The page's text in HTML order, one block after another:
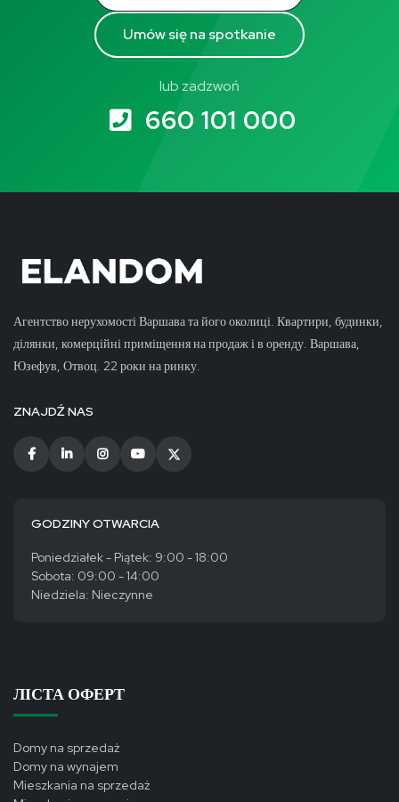
Umów się na spotkanie
lub zadzwoń
660 101 000
Агентство нерухомості Варшава та його околиці. Квартири, будинки,
ділянки, комерційні приміщення на продаж і в оренду. Варшава,
Юзефув, Отвоц. 22 роки на ринку.
ZNAJDŹ NAS
GODZINY OTWARCIA
Poniedziałek - Piątek: 9:00 - 18:00
Sobota: 09:00 - 14:00
Niedziela: Nieczynne
ЛІСТА ОФЕРТ
Domy na sprzedaż
Domy na wynajem
Mieszkania na sprzedaż